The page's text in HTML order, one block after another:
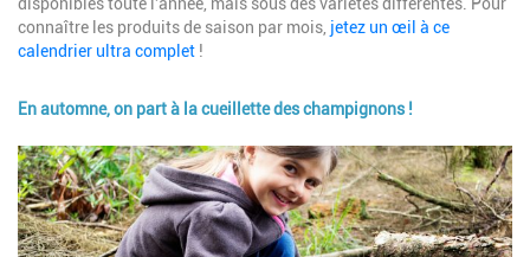
disponibles toute l'année, mais sous des variétés différentes. Pour
connaître les produits de saison par mois, jetez un œil à ce
calendrier ultra complet !
En automne, on part à la cueillette des champignons !
Image